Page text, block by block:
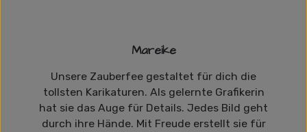
Mareike
Unsere Zauberfee gestaltet für dich die
tollsten Karikaturen. Als gelernte Grafikerin
hat sie das Auge für Details. Jedes Bild geht
durch ihre Hände. Mit Freude erstellt sie für